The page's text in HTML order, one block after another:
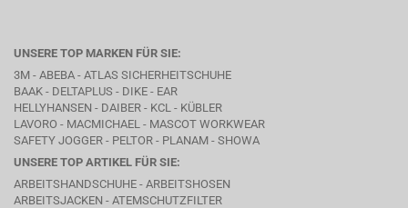
UNSERE TOP MARKEN FÜR SIE:
3M - ABEBA - ATLAS SICHERHEITSCHUHE
BAAK - DELTAPLUS - DIKE - EAR
HELLYHANSEN - DAIBER - KCL - KÜBLER
LAVORO - MACMICHAEL - MASCOT WORKWEAR
SAFETY JOGGER - PELTOR - PLANAM - SHOWA
UNSERE TOP ARTIKEL FÜR SIE:
ARBEITSHANDSCHUHE - ARBEITSHOSEN
ARBEITSJACKEN - ATEMSCHUTZFILTER